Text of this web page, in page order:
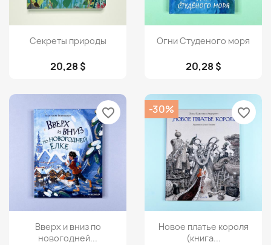
Просмотр
Секреты природы
20,28 $
Просмотр
Огни Студеного моря
20,28 $
Просмотр
Вверх и вниз по
новогодней...
favorite_border
 Просмотр
Новое платье короля
(книга...
-30% favorite_border